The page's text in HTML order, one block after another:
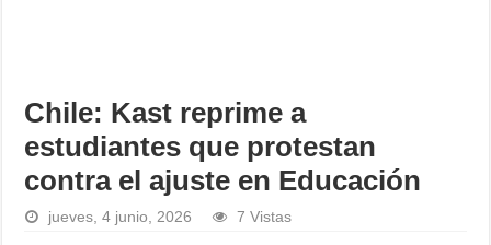
Chile: Kast reprime a
estudiantes que protestan
contra el ajuste en Educación
jueves, 4 junio, 2026 7 Vistas